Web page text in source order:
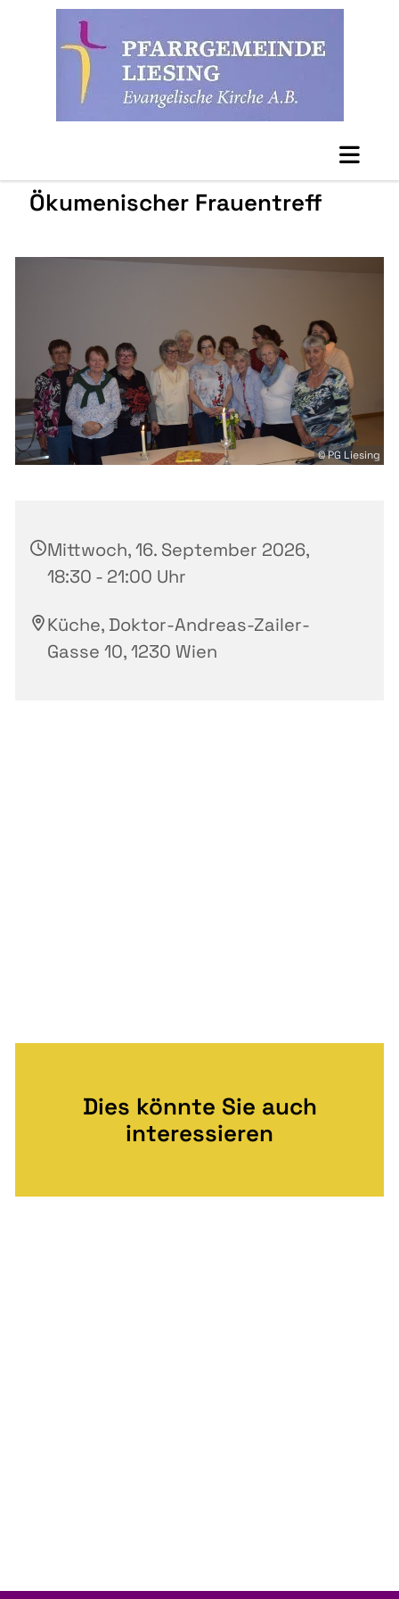
Ökumenischer Frauentreff
© PG Liesing
Mittwoch, 16. September 2026,
18:30 - 21:00 Uhr
Küche, Doktor-Andreas-Zailer-
Gasse 10, 1230 Wien
Dies könnte Sie auch
interessieren